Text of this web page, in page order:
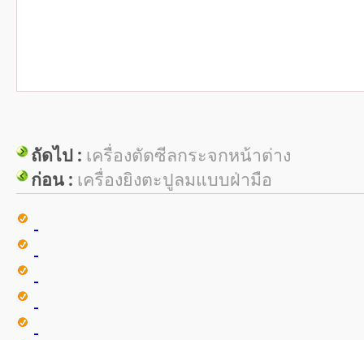
ถัดไป : เครื่องตัดซีลกระจกหน้าต่าง
ก่อน : เครื่องยิงตะปูลมแบบฝ่ามือ